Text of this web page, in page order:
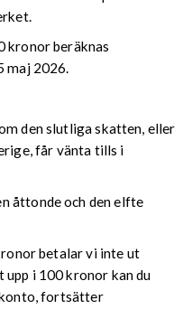
kronor beräknas
maj 2026.
den slutliga skatten, eller
får vänta tills i
åttonde och den elfte
betalar vi inte ut
i 100 kronor kan du
fortsätter